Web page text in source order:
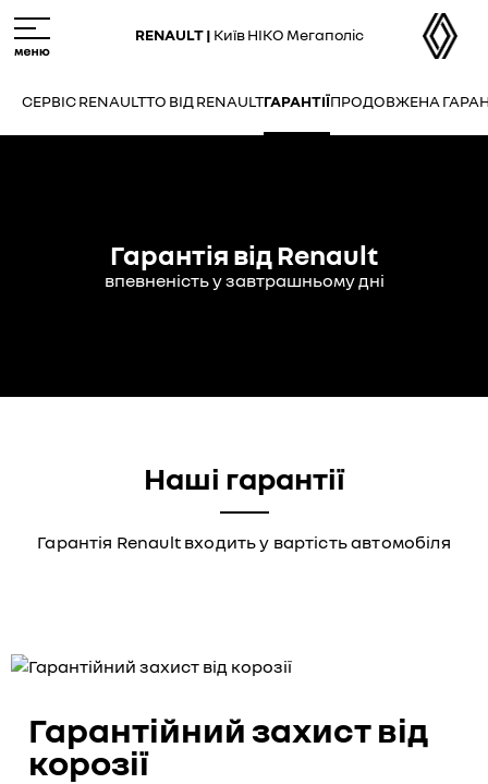
to
main
RENAULT | Київ НІКО Мегаполіс
СЕРВІС RENAULTТО ВІД RENAULTГАРАНТІЇПРОДОВЖЕНА
Гарантія від Renault
впевненість у завтрашньому дні
Наші гарантії
Гарантія Renault входить у вартість автомобіля
Гарантійний захист від
корозії